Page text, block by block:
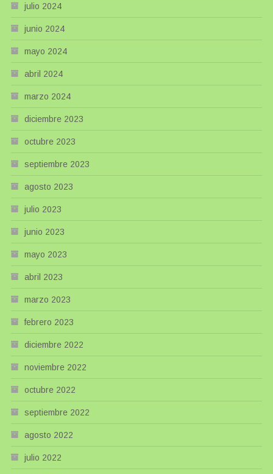
julio 2024
junio 2024
mayo 2024
abril 2024
marzo 2024
diciembre 2023
octubre 2023
septiembre 2023
agosto 2023
julio 2023
junio 2023
mayo 2023
abril 2023
marzo 2023
febrero 2023
diciembre 2022
noviembre 2022
octubre 2022
septiembre 2022
agosto 2022
julio 2022